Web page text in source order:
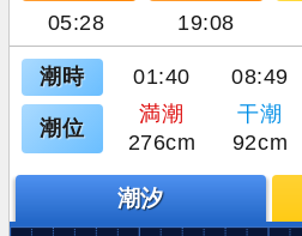
05:28 19:08
潮時 01:40 08:49
潮位
満潮 干潮
276cm
92cm
潮汐